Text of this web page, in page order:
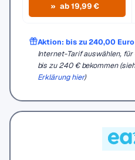
ab 19,99 €
Aktion: bis zu 240,00
Internet-Tarif auswählen,
bis zu 240 € bekommen
Erklärung hier)